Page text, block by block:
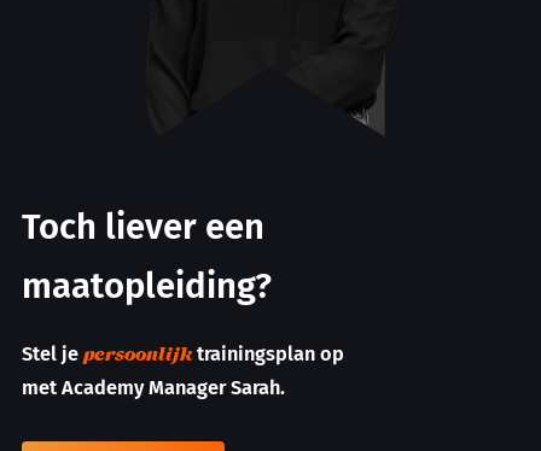
Toch liever een
maatopleiding?
Stel je persoonlijktrainingsplan op
met Academy Manager Sarah.